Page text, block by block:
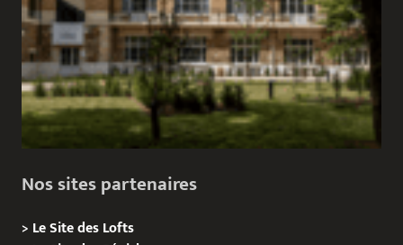
Nos sites partenaires
> Le Site des Lofts